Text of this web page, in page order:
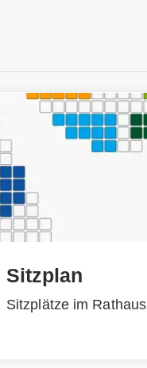
Sitzplan
Sitzplätze im Rathaus